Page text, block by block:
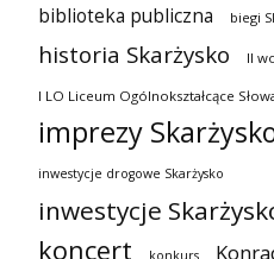
biblioteka publiczna
biegi
historia Skarżysko II
I LO Liceum Ogólnokształcące
imprezy
inwestycje drogowe Skarżysko
inwestycje
koncert konkurs